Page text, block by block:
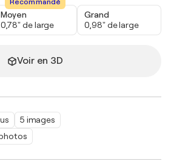
5 images
Recommandé
Moyen
0,78" de large
Grand
0,98" de large
Voir en 3D